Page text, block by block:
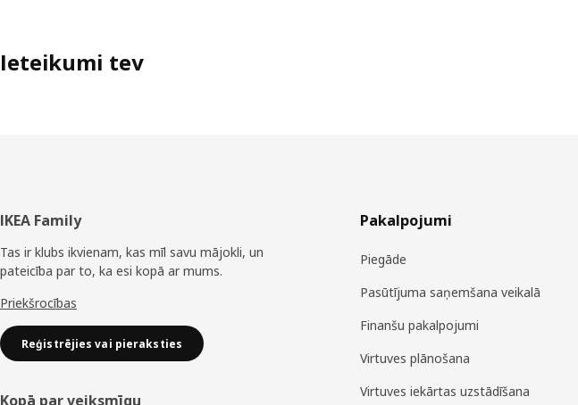
Ieteikumi tev
Kājene
IKEA Family
Tas ir klubs ikvienam, kas mīl savu mājokli, un
pateicība par to, ka esi kopā ar mums.
Priekšrocības
Reģistrējies vai pieraksties
Kopā par veiksmīgu
Pakalpojumi
Piegāde
Pasūtījuma saņemšana veikalā
Finanšu pakalpojumi
Virtuves plānošana
Virtuves iekārtas uzstādīšana